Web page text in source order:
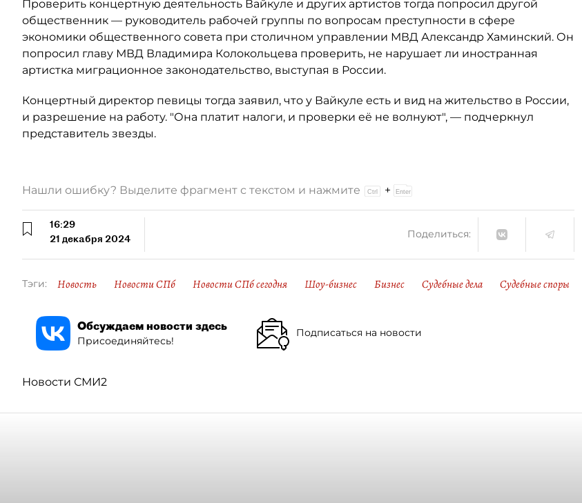
Проверить концертную деятельность Вайкуле и других артистов тогда попросил другой
общественник — руководитель рабочей группы по вопросам преступности в сфере
экономики общественного совета при столичном управлении МВД Александр Хаминский. Он
попросил главу МВД Владимира Колокольцева проверить, не нарушает ли иностранная
артистка миграционное законодательство, выступая в России.
Концертный директор певицы тогда заявил, что у Вайкуле есть и вид на жительство в России,
и разрешение на работу. "Она платит налоги, и проверки её не волнуют", — подчеркнул
представитель звезды.
Нашли ошибку? Выделите фрагмент с текстом и нажмите +
16:29
21 декабря 2024
Поделиться:
Тэги: Новость Новости СПб Новости СПб сегодня Шоу-бизнес Бизнес Судебные дела Судебные споры
Обсуждаем новости здесь
Присоединяйтесь!
Подписаться на новости
Новости СМИ2